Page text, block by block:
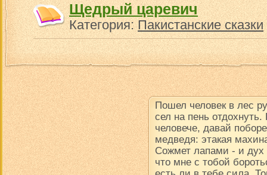
Щедрый царевич
Категория:Пакистанские сказки
Пошел человек в лес
сел на пень
человече, давай
медведя: этакая
Сожмет лапами - и дух
что мне с тобой